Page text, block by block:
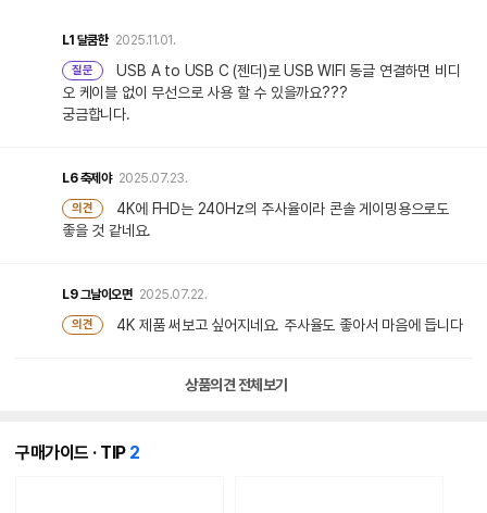
L1 달쿰한 2025.11.01.
질문
USB A to USB C (젠더)로 USB WIFI 동글 연결하면 비디
오 케이블 없이 무선으로 사용 할 수 있을까요???
궁금합니다.
L6 축제야 2025.07.23.
의견
4K에 FHD는 240Hz의 주사율이라 콘솔 게이밍용으로도
좋을 것 같네요.
L9 그날이오면 2025.07.22.
의견 4K 제품 써보고 싶어지네요. 주사율도 좋아서 마음에 듭니다
상품의견 전체보기
구매가이드 · TIP 2개